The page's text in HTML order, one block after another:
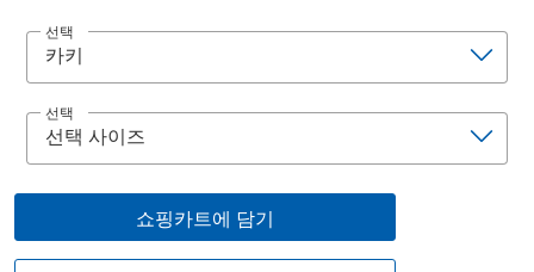
선택
선택
쇼핑카트에 담기